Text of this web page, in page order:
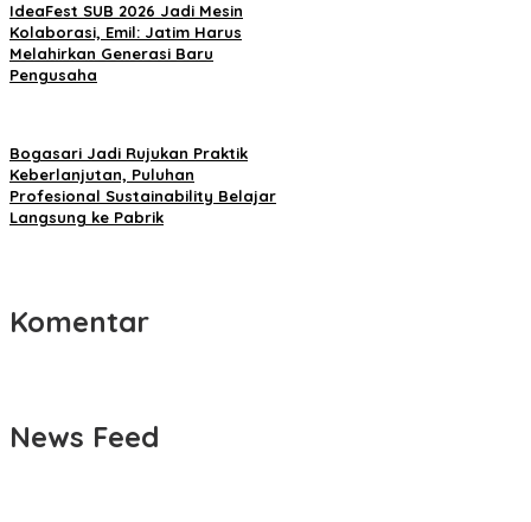
IdeaFest SUB 2026 Jadi Mesin
Kolaborasi, Emil: Jatim Harus
Melahirkan Generasi Baru
Pengusaha
Bogasari Jadi Rujukan Praktik
Keberlanjutan, Puluhan
Profesional Sustainability Belajar
Langsung ke Pabrik
Komentar
News Feed